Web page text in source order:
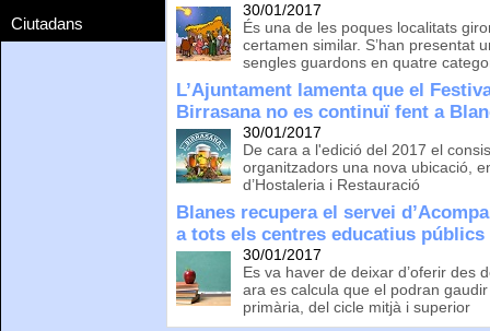
Ciutadans
30/01/2017
És una de les poques localitats
certamen similar. S’han presentat
sengles guardons en quatre
L’Ajuntament lamenta que el
Birrasana no es continuï fent a
30/01/2017
De cara a l'edició del 2017 el
organitzadors una nova ubicació,
d’Hostaleria i Restauració
Blanes recupera el servei
a tots els centres educatius públics
30/01/2017
Es va haver de deixar d’oferir des
ara es calcula que el podran
primària, del cicle mitjà i superior